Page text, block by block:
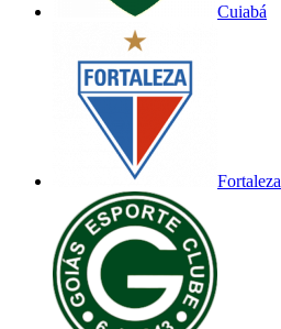
Cuiabá
Fortaleza